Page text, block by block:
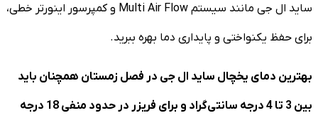
ساید ال جی مانند سیستم Multi Air Flow و کمپرسور اینورتر خطی،
برای حفظ یکنواختی و پایداری دما بهره ببرید.
بهترین دمای یخچال ساید ال جی در فصل زمستان همچنان باید
بین 3 تا 4 درجه سانتی‌گراد و برای فریزر در حدود منفی 18 درجه